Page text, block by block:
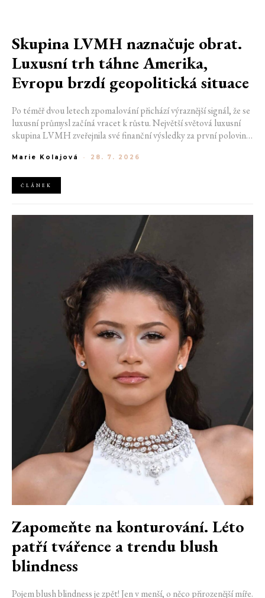
Skupina LVMH naznačuje obrat.
Luxusní trh táhne Amerika,
Evropu brzdí geopolitická situace
Po téměř dvou letech zpomalování přichází výraznější signál, že se
luxusní průmysl začíná vracet k růstu. Největší světová luxusní
skupina LVMH zveřejnila své finanční výsledky za první polovinu
růstu v nejdůležitější módní divizi. Přestože společnost stále čelí
naznačují, že nejhorší období by mohlo být za ní.
Marie Kolajová - 28. 7. 2026
ČLÁNEK
Zapomeňte na konturování. Léto
patří tvářence a trendu blush
blindness
Pojem blush blindness je zpět! Jen v menší, o něco přirozenější míře.